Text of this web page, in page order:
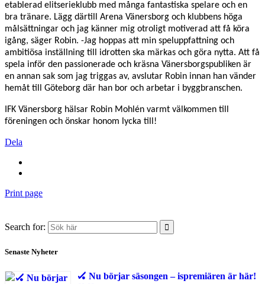
etablerad elitserieklubb med många fantastiska spelare och en
bra tränare. Lägg därtill Arena Vänersborg och klubbens höga
målsättningar och jag känner mig otroligt motiverad att få köra
igång, säger Robin. -Jag hoppas att min speluppfattning och
ambitiösa inställning till idrotten ska märkas och göra nytta. Att få
spela inför den passionerade och kräsna Vänersborgspubliken är
en annan sak som jag triggas av, avslutar Robin innan han vänder
hemåt till Göteborg där han bor och arbetar i byggbranschen.
IFK Vänersborg hälsar Robin Mohlén varmt välkommen till
föreningen och önskar honom lycka till!
Dela
Print page
Search for:
Senaste Nyheter
🏑 Nu börjar säsongen – ispremiären är här!